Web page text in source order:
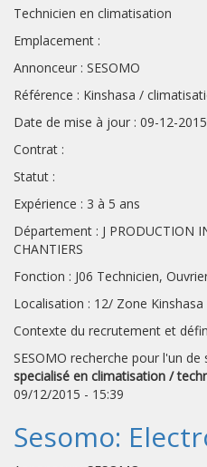
Technicien en climatisation
Emplacement :
Annonceur : SESOMO
Référence : Kinshasa /
Date de mise à jour : 09-12-2015
Contrat :
Statut :
Expérience : 3 à 5 ans
Département : J PRODUCTION
CHANTIERS
Fonction : J06 Technicien,
Localisation : 12/ Zone Kinshasa
Contexte du recrutement et
SESOMO recherche pour l'un de
specialisé en climatisation /
09/12/2015 - 15:39
Sesomo: